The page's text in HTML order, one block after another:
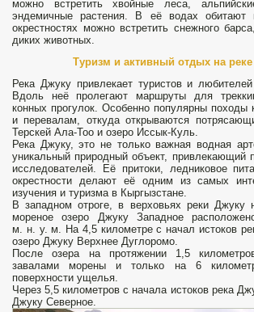
можно встретить хвойные леса,
эндемичные растения. В её водах
окрестностях можно встретить снежного
диких животных.
Туризм и активный отдых на реке
Река Джуку привлекает туристов и
Вдоль неё пролегают маршруты для
конных прогулок. Особенно популярны походы
и перевалам, откуда открываются
Терскей Ала-Тоо и озеро Иссык-Куль.
Река Джуку, это не только важная водная
уникальный природный объект, привлекающий
исследователей. Её притоки, ледниковое
окрестности делают её одним из самых
изучения и туризма в Кыргызстане.
В западном отроге, в верховьях реки Джуку
мореное озеро Джуку Западное
м. н. у. м. На 4,5 километре с начал истоков
озеро Джуку Верхнее Дуглоромо.
После озера на протяжении 1,5
завалами морены и только на 6
поверхности ущелья.
Через 5,5 километров с начала истоков река
Джуку Северное.